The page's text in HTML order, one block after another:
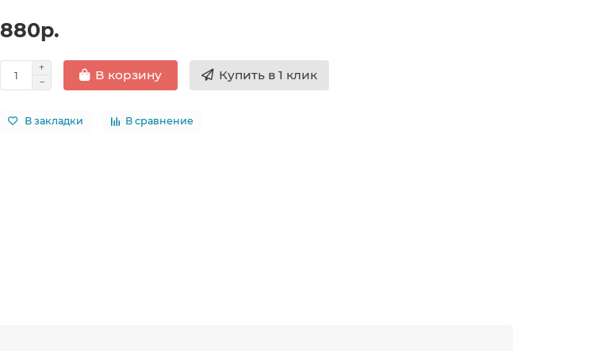
880р.
В корзину Купить в 1 клик
В закладки В сравнение